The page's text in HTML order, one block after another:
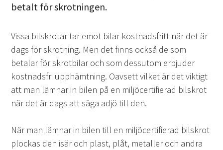
betalt för skrotningen.
Vissa bilskrotar tar emot bilar kostnadsfritt när det är
dags för skrotning. Men det finns också de som
betalar för skrotbilar och som dessutom erbjuder
kostnadsfri upphämtning. Oavsett vilket är det viktigt
att man lämnar in bilen på en miljöcertifierad bilskrot
när det är dags att säga adjö till den.
När man lämnar in bilen till en miljöcertifierad bilskrot
plockas den isär och plast, plåt, metaller och andra